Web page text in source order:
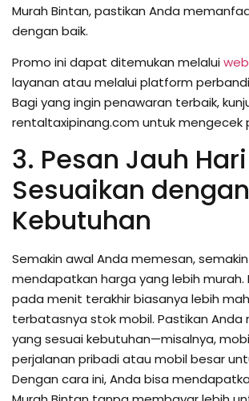
Murah Bintan, pastikan Anda
dengan baik.
Promo ini dapat ditemukan melalui
layanan atau melalui platform
Bagi yang ingin penawaran terbaik,
rentaltaxipinang.com untuk mengecek
3. Pesan Jauh
Sesuaikan dengan
Kebutuhan
Semakin awal Anda memesan,
mendapatkan harga yang lebih murah.
pada menit terakhir biasanya lebih
terbatasnya stok mobil. Pastikan Anda
yang sesuai kebutuhan—misalnya,
perjalanan pribadi atau mobil besar
Dengan cara ini, Anda bisa